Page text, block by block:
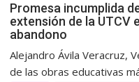
Promesa incumplida
extensión de la UTCV
abandono
Alejandro Ávila Veracruz,
de las obras educativas